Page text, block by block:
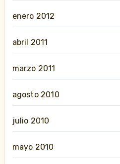
enero 2012
abril 2011
marzo 2011
agosto 2010
julio 2010
mayo 2010